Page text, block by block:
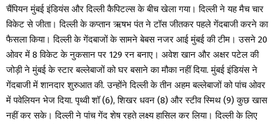
चैंपियन मुंबई इंडियंस और दिल्ली कैपिटल्स के बीच खेला गया। दिल्ली ने यह मैच चार
विकेट से जीता। दिल्ली के कप्तान ऋषभ पंत ने टॉस जीतकर पहले गेंदबाजी करने का
फैसला किया। दिल्ली के गेंदबाजों के सामने बेबस नजर आई मुंबई की टीम। उसने 20
ओवर में 8 विकेट के नुकसान पर 129 रन बनाए। अवेश खान और अक्षर पटेल की
जोड़ी ने मुंबई के स्टार बल्लेबाजों को घर बसाने का मौका नहीं दिया. मुंबई इंडियंस ने
गेंदबाजी में शानदार शुरुआत की. उन्होंने दिल्ली के तीन अहम बल्लेबाजों को पांच ओवर
में पवेलियन भेज दिया. पृथ्वी शॉ (6), शिखर धवन (8) और स्टीव स्मिथ (9) कुछ खास
नहीं कर सके। दिल्ली ने पांच गेंद शेष रहते लक्ष्य हासिल कर लिया। दिल्ली के लिए